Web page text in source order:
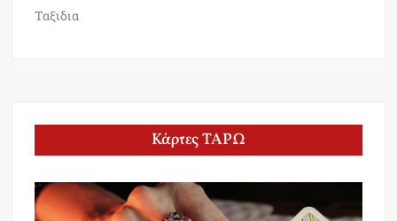
Ταξιδια
Κάρτες ΤΑΡΩ